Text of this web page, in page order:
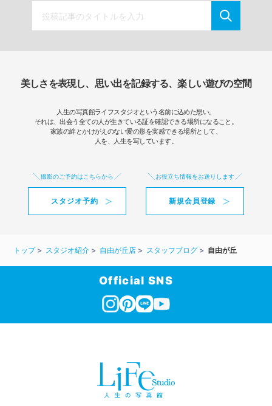
美しさを表現し、思い出を記録する、楽しい遊びの空間
人生の写真館ライフスタジオという名前に込めた想い。
それは、出会う全ての人が生きている証を確認できる場所になること。
家族の絆とかけがえのない愛の形を実感できる場所として、
人を、人生を写しています。
撮影のご予約はこちらから
スタジオ予約
お役立ち情報をお送りします
新規会員登録
トップ スタジオ紹介 自由が丘店 スタッフブログ 自由が丘
Official SNS